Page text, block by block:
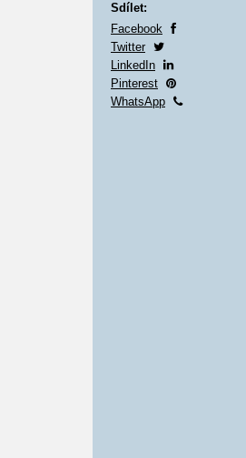
Sdílet:
Facebook
Twitter
LinkedIn
Pinterest
WhatsApp